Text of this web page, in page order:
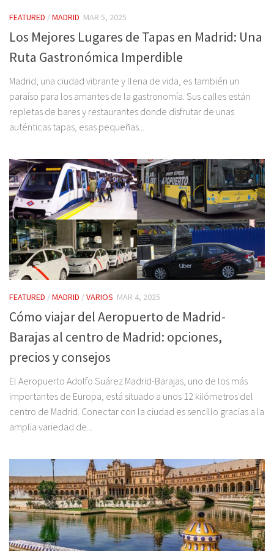
FEATURED /MADRID MAR 5, 2025
Los Mejores Lugares de Tapas en Madrid: Una
Ruta Gastronómica Imperdible
Madrid, una ciudad vibrante y llena de vida, es también un
paraíso para los amantes de la gastronomía. Sus calles están
repletas de bares y restaurantes donde disfrutar de unas
auténticas tapas, esas pequeñas...
FEATURED /MADRID /VARIOS MAR 4, 2025
Cómo viajar del Aeropuerto de Madrid-
Barajas al centro de Madrid: opciones,
precios y consejos
El Aeropuerto Adolfo Suárez Madrid-Barajas, uno de los más
importantes de Europa, está situado a unos 12 kilómetros del
centro de Madrid. Conectar con la ciudad es sencillo gracias a la
amplia variedad de...